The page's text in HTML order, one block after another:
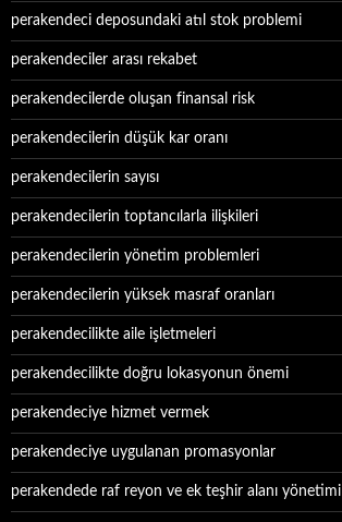
perakendeci deposundaki atıl stok problemi
perakendeciler arası rekabet
perakendecilerde oluşan finansal risk
perakendecilerin düşük kar oranı
perakendecilerin sayısı
perakendecilerin toptancılarla ilişkileri
perakendecilerin yönetim problemleri
perakendecilerin yüksek masraf oranları
perakendecilikte aile işletmeleri
perakendecilikte doğru lokasyonun önemi
perakendeciye hizmet vermek
perakendeciye uygulanan promasyonlar
perakendede raf reyon ve ek teşhir alanı yönetimi